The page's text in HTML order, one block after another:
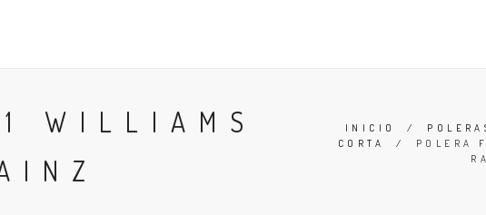
WILLIAMS
INICIO /
CORTA
/ POLERA